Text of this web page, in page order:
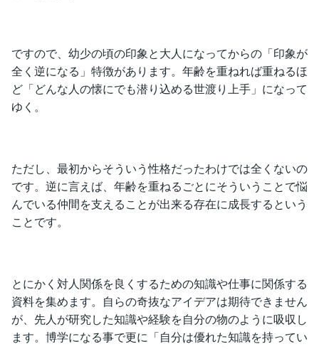
ですので、幼少の頃の印象と大人になってからの「印象が
全く逆になる」特徴があります。年齢を重ねれば重ねるほ
ど「どんな人の懐にでも潜り込める世渡り上手」になって
ゆく。
ただし、最初からそういう性格だったわけでは全くないの
です。逆に言えば、年齢を重ねるごとにそういうことで悩
んでいる仲間を支えることが出来る存在に成長するという
ことです。
とにかく対人関係を良くするための知識や仕事に関係する
資料を集めます。自らの奇抜なアイデアは期待できません
が、先人が研究した知識や経験を自分の物のように吸収し
ます。博学になる事で更に「自分は優れた知識を持ってい